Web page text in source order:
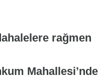
rağmen
Mahallesi’nde